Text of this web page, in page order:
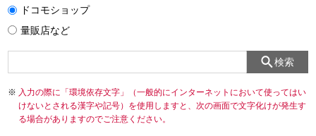
ドコモショップ
量販店など
検索
入力の際に「環境依存文字」（一般的にインターネットにおいて使ってはい
けないとされる漢字や記号）を使用しますと、次の画面で文字化けが発生す
る場合がありますのでご注意ください。